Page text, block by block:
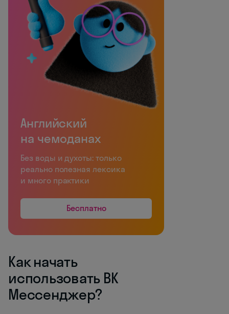
Английский
на чемоданах
Без воды и духоты: только
реально полезная лексика
и много практики
Бесплатно
Как начать
использовать ВК
Мессенджер?